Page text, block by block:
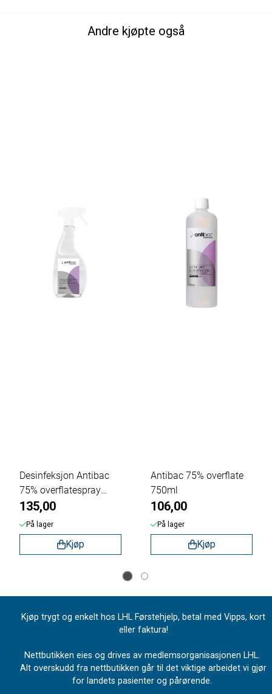
Andre kjøpte også
Desinfeksjon Antibac
75% overflatespray
750ml
135,00
På lager
Kjøp
Antibac 75% overflate
750ml
106,00
På lager
Kjøp
Kjøp trygt og enkelt hos LHL Førstehjelp, betal med Vipps, kort
eller faktura!
Nettbutikken eies og drives av medlemsorganisasjonen LHL.
Alt overskudd fra nettbutikken går til det viktige arbeidet vi gjør
for landets pasienter og pårørende.